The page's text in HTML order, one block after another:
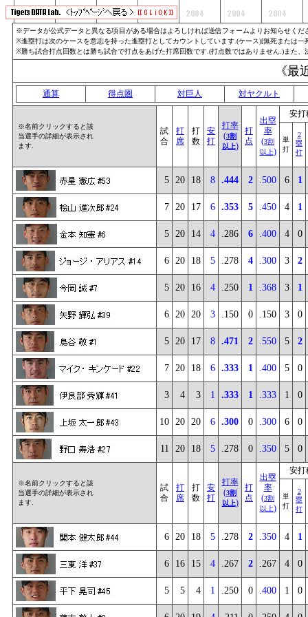
※データが公式データと異なる項目がある場合はよろしければ送信フォームよりお知らせくだ
※進塁打は次のケースを意志を持った進塁打としてカウントしています.(ケース)[無死または
※勝ち試合打点回数とは勝ち試合で打点をあげた打席回数です.(打点数ではありません.)また
《最
通算 得点圏 対巨人 対ヤクルト
※名前クリックすると該
当選手の詳細が表示され
ます.
試
合
打
席
打
数
安
打
打率
(3割
以上)
打
点
出塁
率
(3割
以上)
安打
単
打
2
塁
打
5 20 18 8 .444 2 .500 6 1
7 20 17 6 .353 5 .450 4 1
5 20 14 4 .286 6 .400 4 0
6 20 18 5 .278 4 .300 3 2
5 20 16 4 .250 1 .368 3 1
6 20 20 3 .150 0 .150 3 0
5 20 17 8 .471 2 .550 5 2
7 20 18 6 .333 1 .400 5 0
3 4 3 1 .333 1 .333 1 0
10 20 20 6 .300 0 .300 6 0
11 20 18 5 .278 0 .350 5 0
※名前クリックすると該
当選手の詳細が表示され
ます.
試
合
打
席
打
数
安
打
打率
(3割
以上)
打
点
出塁
率
(3割
以上)
安打
単
打
2
塁
打
6 20 18 5 .278 2 .350 4 1
6 16 15 4 .267 2 .267 4 0
5 5 4 1 .250 0 .400 1 0